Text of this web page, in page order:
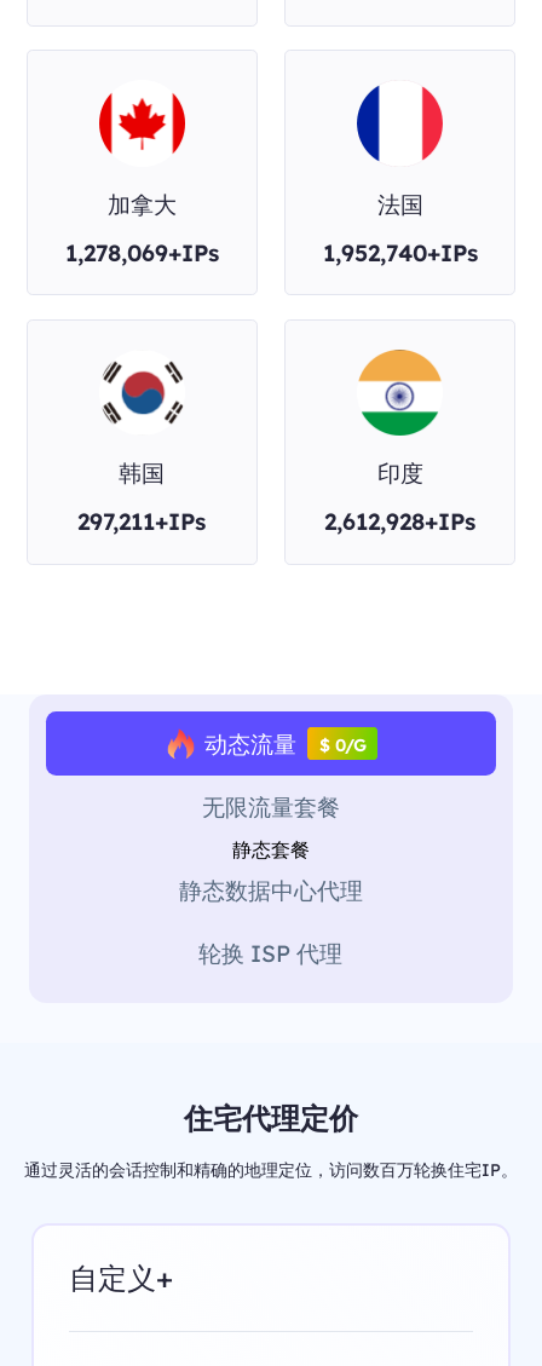
加拿大
1,278,069+IPs
法国
1,952,740+IPs
韩国
297,211+IPs
印度
2,612,928+IPs
动态流量 $ 0/G
无限流量套餐
静态套餐
静态数据中心代理
轮换 ISP 代理
住宅代理定价
通过灵活的会话控制和精确的地理定位，访问数百万轮换住宅IP。
自定义+